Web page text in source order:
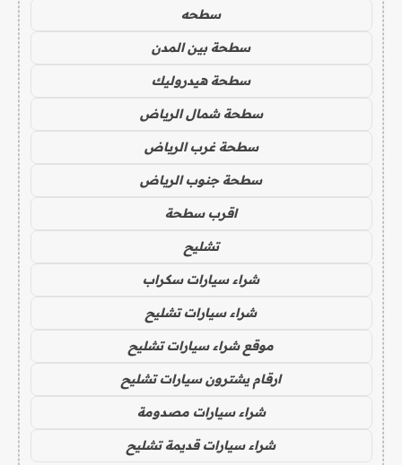
سطحه
سطحة بين المدن
سطحة هيدروليك
سطحة شمال الرياض
سطحة غرب الرياض
سطحة جنوب الرياض
اقرب سطحة
تشليح
شراء سيارات سكراب
شراء سيارات تشليح
موقع شراء سيارات تشليح
ارقام يشترون سيارات تشليح
شراء سيارات مصدومة
شراء سيارات قديمة تشليح